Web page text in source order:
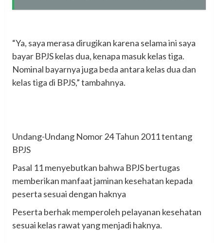
‎“Ya, saya merasa dirugikan karena selama ini saya
bayar BPJS kelas dua, kenapa masuk kelas tiga.
Nominal bayarnya juga beda antara kelas dua dan
kelas tiga di BPJS,” tambahnya.
‎Undang-Undang Nomor 24 Tahun 2011 tentang
BPJS
‎Pasal 11 menyebutkan bahwa BPJS bertugas
memberikan manfaat jaminan kesehatan kepada
peserta sesuai dengan haknya
‎Peserta berhak memperoleh pelayanan kesehatan
sesuai kelas rawat yang menjadi haknya.